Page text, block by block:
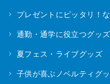
プレゼントにピッタリ！
通勤・通学に役立つグッズ
夏フェス・ライブグッズ
子供が喜ぶノベルティグ